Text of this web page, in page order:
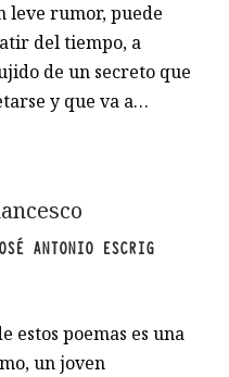
leve rumor, puede
del tiempo, a
de un secreto que
y que va a…
ANTONIO ESCRIG
estos poemas es una
un joven